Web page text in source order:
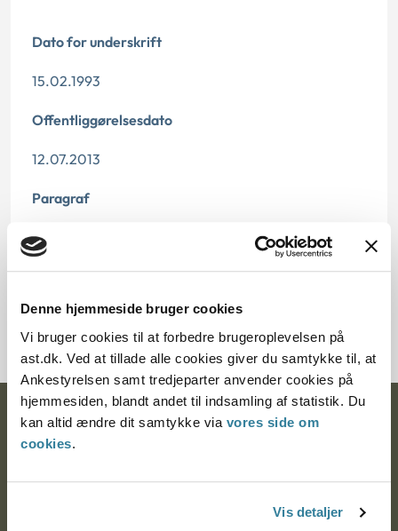
Denne hjemmeside bruger cookies
Vi bruger cookies til at forbedre brugeroplevelsen på
ast.dk. Ved at tillade alle cookies giver du samtykke til, at
Ankestyrelsen samt tredjeparter anvender cookies på
hjemmesiden, blandt andet til indsamling af statistik. Du
kan altid ændre dit samtykke via vores side om
cookies.
Vis detaljer
Dato for underskrift
15.02.1993
Offentliggørelsesdato
12.07.2013
Paragraf
§ 12 § 8
275194-92
Ankestyrelsen